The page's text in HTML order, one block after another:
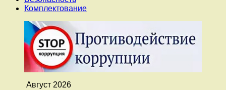
Комплектование
Август 2026